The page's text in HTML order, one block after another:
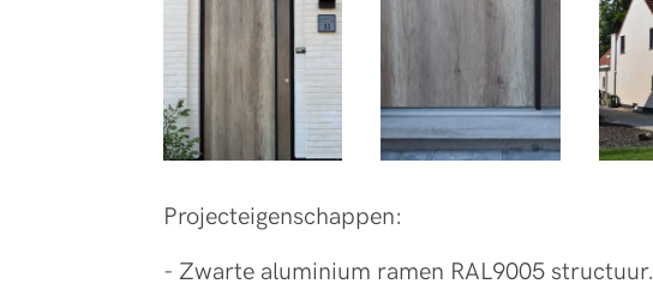
Projecteigenschappen:
- Zwarte aluminium ramen RAL9005 structuur.